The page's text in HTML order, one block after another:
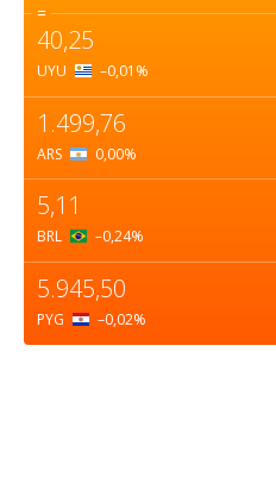
=
40,25
UYU –0,01 %
1.499,76
ARS 0,00%
5,11
BRL –0,24%
5.945,50
PYG –0,02%